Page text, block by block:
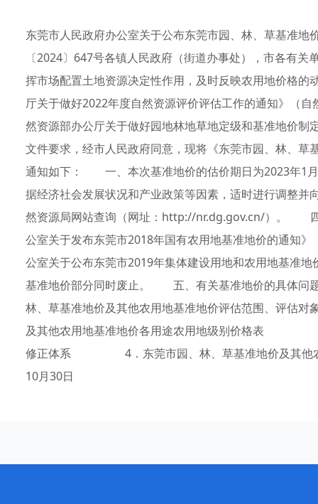
东莞市人民政府办公室关于公布东莞市园、林、草基准
〔2024〕647号各镇人民政府（街道办事处），市各
挥市场配置土地资源决定性作用，及时反映农用地价格
厅关于做好2022年度自然资源评价评估工作的通知》（
然资源部办公厅关于做好园地林地草地定级和基准地价
文件要求，经市人民政府同意，现将《东莞市园、林、
通知如下： 一、本次基准地价的估价期日为2023年1
据经济社会发展状况和产业政策等因素，适时进行调整
然资源局网站查询（网址：http://nr.dg.gov.cn/）。 四
公室关于发布东莞市2018年国有农用地基准地价的通知
公室关于公布东莞市2019年集体建设用地和农用地基准
基准地价部分同时废止。 五、有关基准地价的具体
林、草基准地价及其他农用地基准地价评估范围、
及其他农用地基准地价各用途农用地级别价格表 3
修正体系 4．东莞市园、林、草基准地价及其他农
10月30日